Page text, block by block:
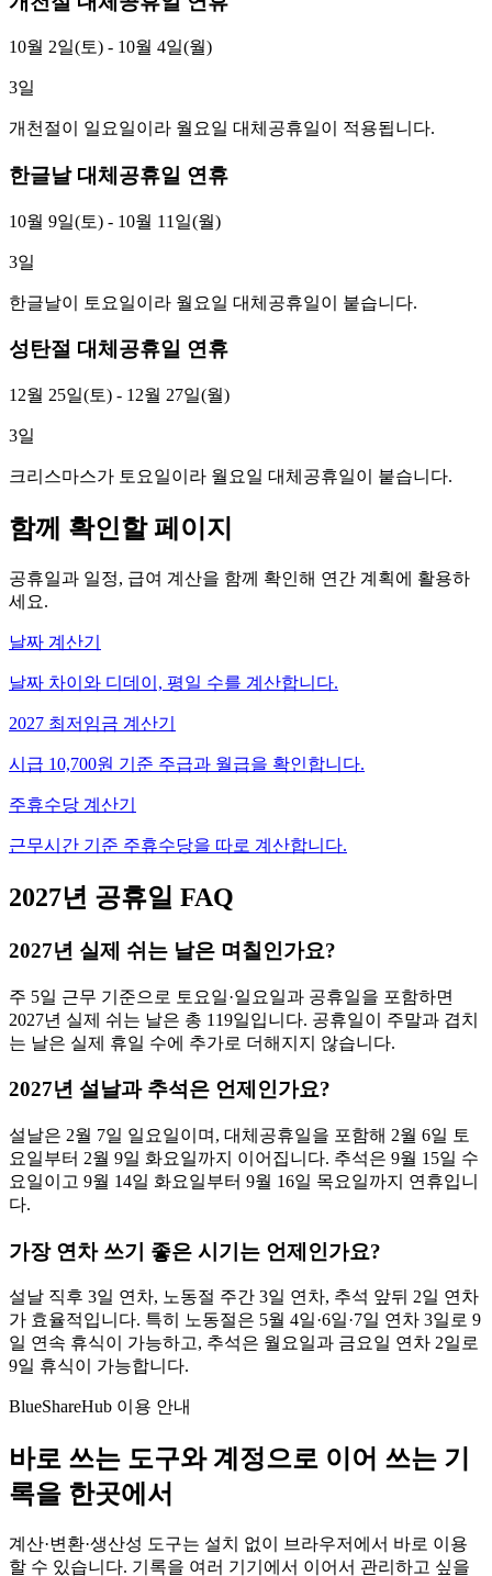
10월 2일(토) - 10월 4일(월)
3일
개천절이 일요일이라 월요일 대체공휴일이 적용됩니다.
한글날 대체공휴일 연휴
10월 9일(토) - 10월 11일(월)
3일
한글날이 토요일이라 월요일 대체공휴일이 붙습니다.
성탄절 대체공휴일 연휴
12월 25일(토) - 12월 27일(월)
3일
크리스마스가 토요일이라 월요일 대체공휴일이 붙습니다.
함께 확인할 페이지
공휴일과 일정, 급여 계산을 함께 확인해 연간 계획에 활용하
세요.
날짜 계산기
날짜 차이와 디데이, 평일 수를 계산합니다.
2027 최저임금 계산기
시급 10,700원 기준 주급과 월급을 확인합니다.
주휴수당 계산기
근무시간 기준 주휴수당을 따로 계산합니다.
2027년 공휴일 FAQ
2027년 실제 쉬는 날은 며칠인가요?
주 5일 근무 기준으로 토요일·일요일과 공휴일을 포함하면
2027년 실제 쉬는 날은 총 119일입니다. 공휴일이 주말과 겹치
는 날은 실제 휴일 수에 추가로 더해지지 않습니다.
2027년 설날과 추석은 언제인가요?
설날은 2월 7일 일요일이며, 대체공휴일을 포함해 2월 6일 토
요일부터 2월 9일 화요일까지 이어집니다. 추석은 9월 15일 수
요일이고 9월 14일 화요일부터 9월 16일 목요일까지 연휴입니
다.
가장 연차 쓰기 좋은 시기는 언제인가요?
설날 직후 3일 연차, 노동절 주간 3일 연차, 추석 앞뒤 2일 연차
가 효율적입니다. 특히 노동절은 5월 4일·6일·7일 연차 3일로 9
일 연속 휴식이 가능하고, 추석은 월요일과 금요일 연차 2일로
9일 휴식이 가능합니다.
BlueShareHub 이용 안내
바로 쓰는 도구와 계정으로 이어 쓰는 기
록을 한곳에서
계산·변환·생산성 도구는 설치 없이 브라우저에서 바로 이용
할 수 있습니다. 기록을 여러 기기에서 이어서 관리하고 싶을